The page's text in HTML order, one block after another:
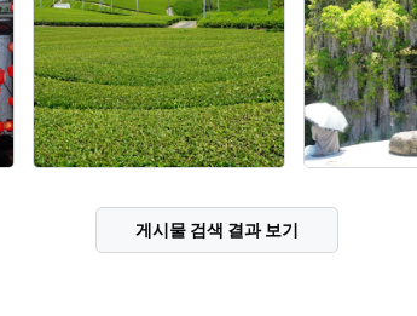
닐까? 붉은색 저고리에 갈대
모자' 촬영지: 야마구치현 우
베시
게시물 검색 결과 보기